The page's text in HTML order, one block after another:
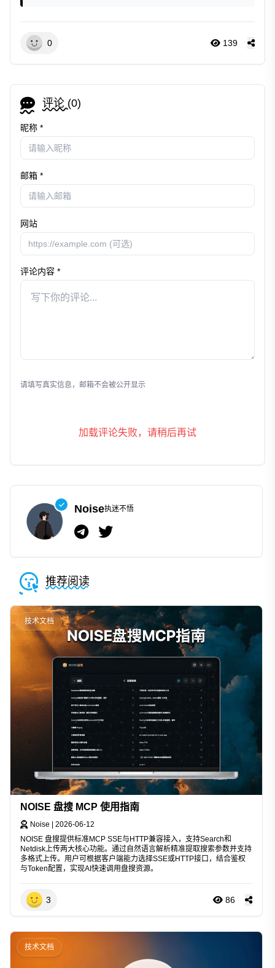
0 139
评论 (0)
昵称 *
邮箱 *
网站
评论内容 *
请填写真实信息，邮箱不会被公开显示
加载评论失败，请稍后再试
Noise执迷不悟
推荐阅读
技术文档
NOISE 盘搜 MCP 使用指南
Noise
2026-06-12
NOISE 盘搜提供标准MCP SSE与HTTP兼容接入，支持Search和
Netdisk上传两大核心功能。通过自然语言解析精准提取搜索参数并支持
多格式上传。用户可根据客户端能力选择SSE或HTTP接口，结合鉴权
与Token配置，实现AI快速调用盘搜资源。
3 86
技术文档